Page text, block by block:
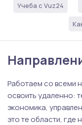
Учеба с Vuz24
Работаем со всеми
освоить удаленно:
экономика,
это те области, где